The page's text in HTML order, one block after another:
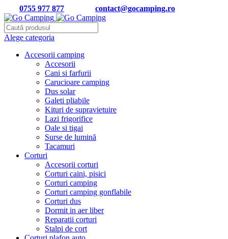
0755 977 877 contact@gocamping.ro
Alege categoria
Accesorii camping
Accesorii
Cani si farfurii
Carucioare camping
Dus solar
Galeti pliabile
Kituri de supravietuire
Lazi frigorifice
Oale si tigai
Surse de lumină
Tacamuri
Corturi
Accesorii corturi
Corturi caini, pisici
Corturi camping
Corturi camping gonflabile
Corturi dus
Dormit in aer liber
Reparatii corturi
Stalpi de cort